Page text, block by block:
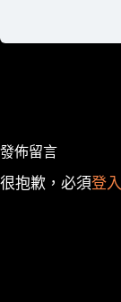
發佈留言
很抱歉，必須登入